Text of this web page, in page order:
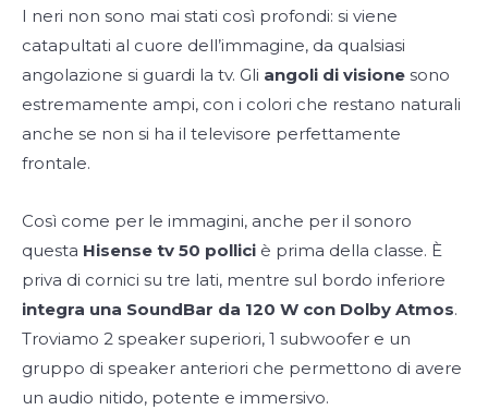
I neri non sono mai stati così profondi: si viene
catapultati al cuore dell’immagine, da qualsiasi
angolazione si guardi la tv. Gli angoli di visione sono
estremamente ampi, con i colori che restano naturali
anche se non si ha il televisore perfettamente
frontale.
Così come per le immagini, anche per il sonoro
questa Hisense tv 50 pollici è prima della classe. È
priva di cornici su tre lati, mentre sul bordo inferiore
integra una SoundBar da 120 W con Dolby Atmos.
Troviamo 2 speaker superiori, 1 subwoofer e un
gruppo di speaker anteriori che permettono di avere
un audio nitido, potente e immersivo.